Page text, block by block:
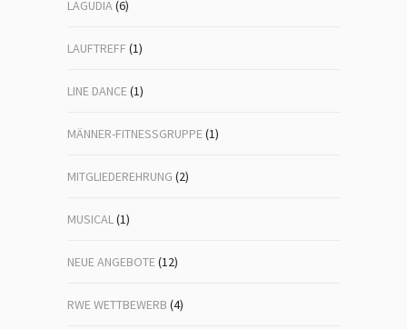
LAGUDIA(6)
LAUFTREFF (1)
LINE DANCE(1)
MÄNNER-FITNESSGRUPPE(1)
MITGLIEDEREHRUNG (2)
MUSICAL(1)
NEUE ANGEBOTE(12)
RWE WETTBEWERB (4)